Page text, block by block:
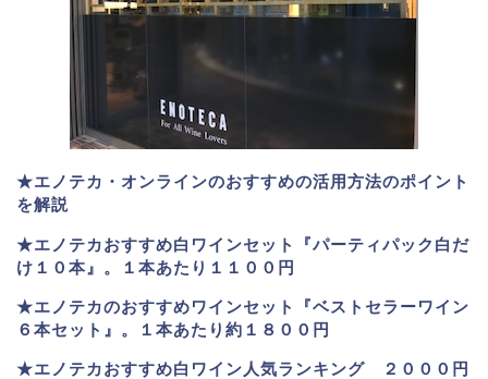
★エノテカ・オンラインのおすすめの活用方法のポイント
を解説
★エノテカおすすめ白ワインセット『パーティパック白だ
け１０本』。１本あたり１１００円
★エノテカのおすすめワインセット『ベストセラーワイン
６本セット』。
１本あたり約１８００円
★エノテカおすすめ白ワイン人気ランキング ２０００円